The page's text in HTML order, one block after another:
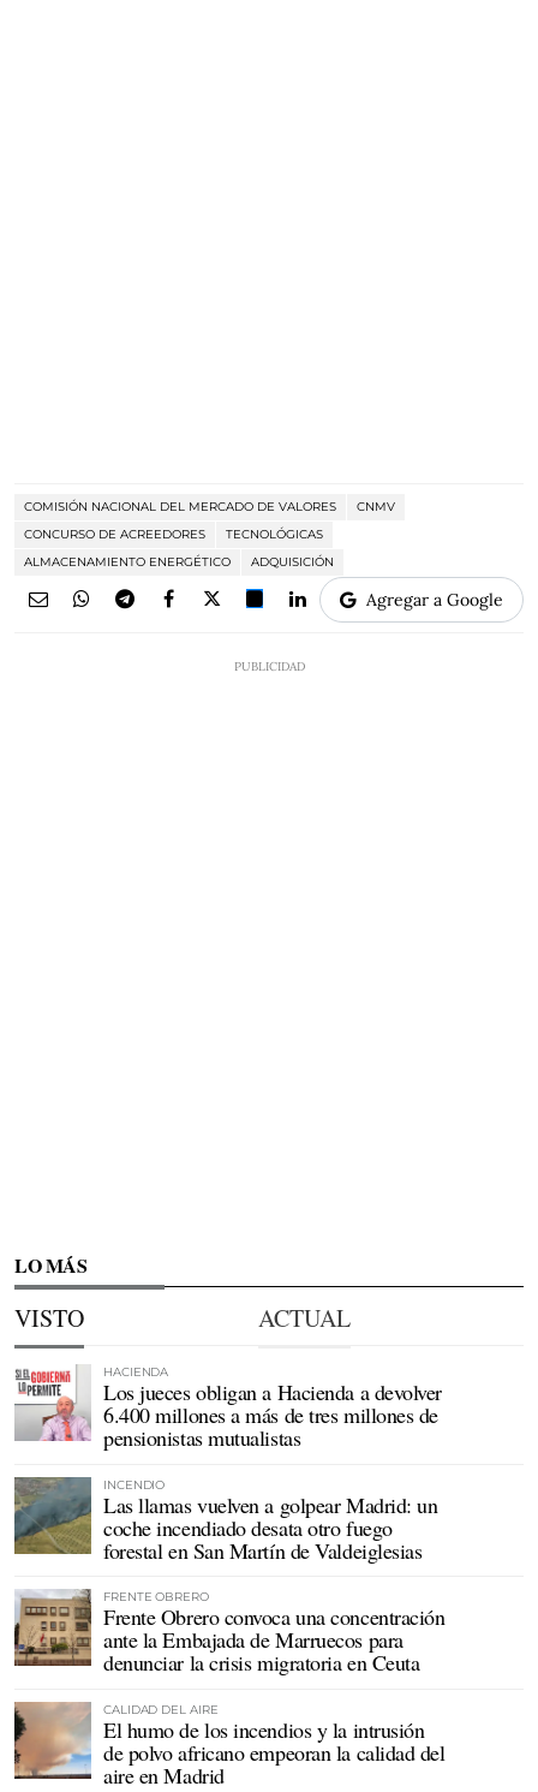
COMISIÓN NACIONAL DEL MERCADO DE VALORES
CNMV
CONCURSO DE ACREEDORES
TECNOLÓGICAS
ALMACENAMIENTO ENERGÉTICO
ADQUISICIÓN
Agregar a Google
LO MÁS
VISTO ACTUAL
HACIENDA
Los jueces obligan a Hacienda a devolver
6.400 millones a más de tres millones de
pensionistas mutualistas
INCENDIO
Las llamas vuelven a golpear Madrid: un
coche incendiado desata otro fuego
forestal en San Martín de Valdeiglesias
FRENTE OBRERO
Frente Obrero convoca una concentración
ante la Embajada de Marruecos para
denunciar la crisis migratoria en Ceuta
CALIDAD DEL AIRE
El humo de los incendios y la intrusión
de polvo africano empeoran la calidad del
aire en Madrid